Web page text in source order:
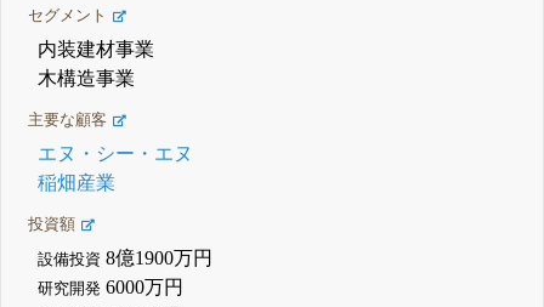
セグメント
内装建材事業
木構造事業
主要な顧客
エヌ・シー・エヌ
稲畑産業
投資額
設備投資 8億1900万円
研究開発 6000万円